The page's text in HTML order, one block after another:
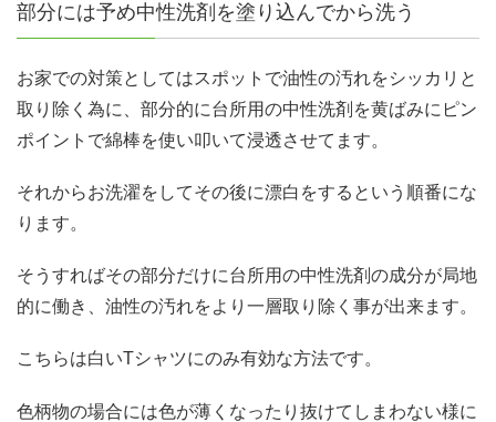
部分には予め中性洗剤を塗り込んでから洗う
お家での対策としてはスポットで油性の汚れをシッカリと
取り除く為に、部分的に台所用の中性洗剤を黄ばみにピン
ポイントで綿棒を使い叩いて浸透させてます。
それからお洗濯をしてその後に漂白をするという順番にな
ります。
そうすればその部分だけに台所用の中性洗剤の成分が局地
的に働き、油性の汚れをより一層取り除く事が出来ます。
こちらは白いTシャツにのみ有効な方法です。
色柄物の場合には色が薄くなったり抜けてしまわない様に